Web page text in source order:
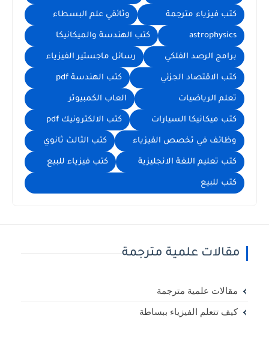
كتب فيزياء مترجمة وثائقي علم البسطاء
astrophysics كتب الهندسة والميكانيكا
برامج الرصد الفلكي رسائل ماجستير الفيزياء
كتب الاقتصاد الجزئي كتب الهندسة pdf
تعلم الرياضيات العاب الكمبيوتر
كتب ميكانيكا السيارات كتب الالكترونيك pdf
وظائف في تخصص الفيزياء كتب الثالث ثانوي
كتب تعليم اللغة الانجليزية كتب فيزياء للبيع
كتب للبيع
مقالات علمية مترجمة
مقالات علمية مترجمة
كيف تتعلم الفيزياء ببساطة